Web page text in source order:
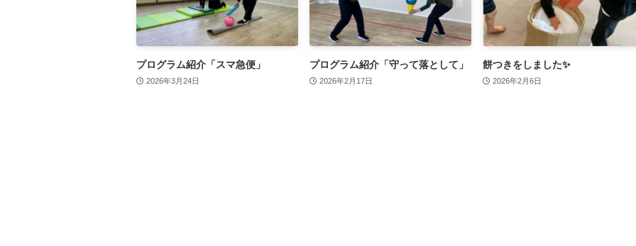
プログラム紹介「スマ急便」
2026年3月24日
プログラム紹介「守って落として」
2026年2月17日
餅つきをしました✨
2026年2月6日